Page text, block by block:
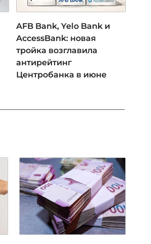
AFB Bank, Yelo Bank и
AccessBank: новая
тройка возглавила
антирейтинг
Центробанка в июне